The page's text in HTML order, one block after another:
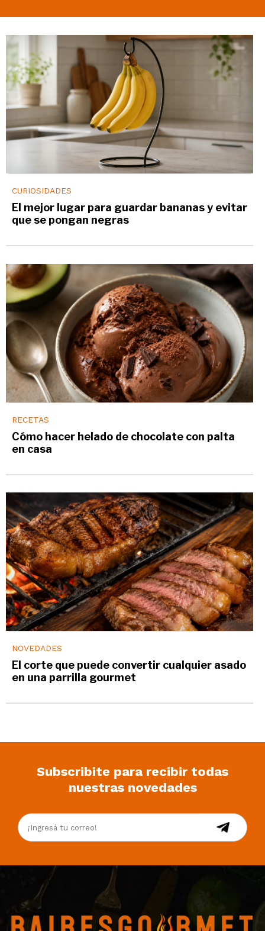
CURIOSIDADES
El mejor lugar para guardar bananas y evitar
que se pongan negras
RECETAS
Cómo hacer helado de chocolate con palta
en casa
NOVEDADES
El corte que puede convertir cualquier asado
en una parrilla gourmet
Subscribite para recibir todas
nuestras novedades